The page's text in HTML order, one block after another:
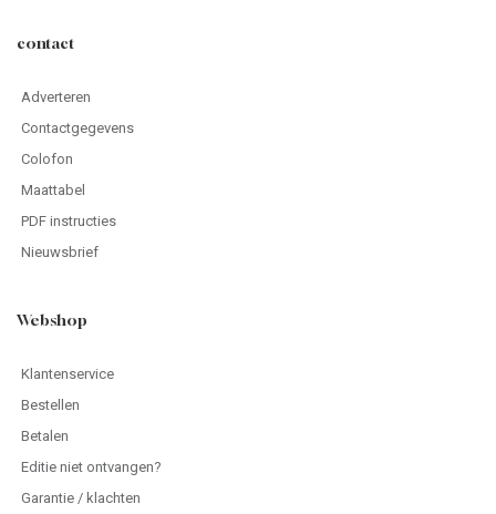
contact
Adverteren
Contactgegevens
Colofon
Maattabel
PDF instructies
Nieuwsbrief
Webshop
Klantenservice
Bestellen
Betalen
Editie niet ontvangen?
Garantie / klachten